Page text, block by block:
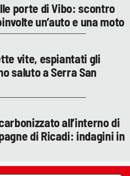
porte di Vibo: scontro
un’auto e una moto
vite, espiantati gli
saluto a Serra San
all’interno di
di Ricadi: indagini in